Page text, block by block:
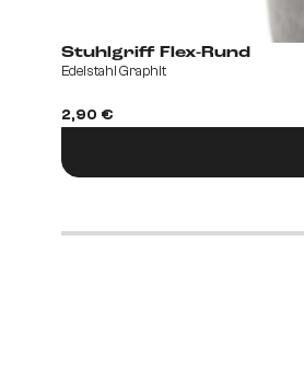
Stuhlgriff Flex-Rund
Edelstahl Graphit
2,90 €